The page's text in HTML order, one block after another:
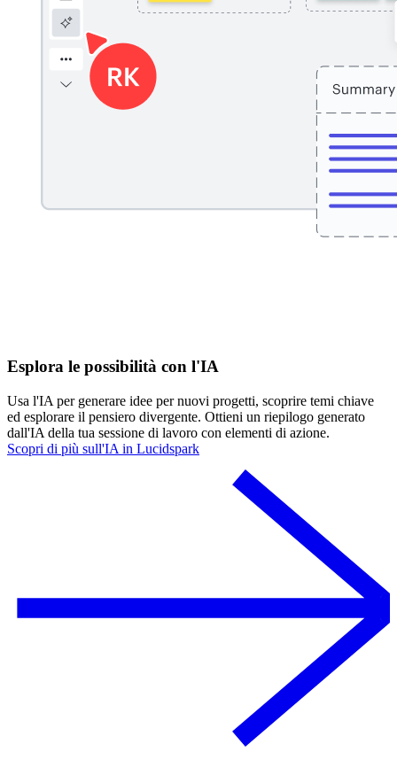
Esplora le possibilità con l'IA
Usa l'IA per generare idee per nuovi progetti, scoprire temi chiave
ed esplorare il pensiero divergente. Ottieni un riepilogo generato
dall'IA della tua sessione di lavoro con elementi di azione.
Scopri di più sull'IA in Lucidspark